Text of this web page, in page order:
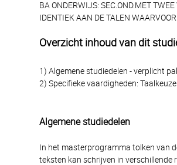
BA ONDERWIJS: SEC.OND.MET
IDENTIEK AAN DE TALEN
Overzicht inhoud van dit
1) Algemene studiedelen - verplicht
2) Specifieke vaardigheden:
Algemene studiedelen
In het masterprogramma tolken van
teksten kan schrijven in verschillende